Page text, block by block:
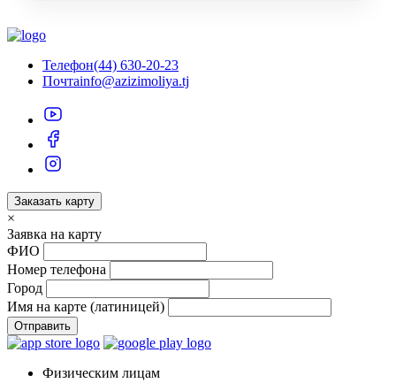
Телефон(44) 630-20-23
Почтаinfo@azizimoliya.tj
Заказать карту
×
Заявка на карту
ФИО
Номер телефона
Город
Имя на карте (латиницей)
Отправить
Физическим лицам